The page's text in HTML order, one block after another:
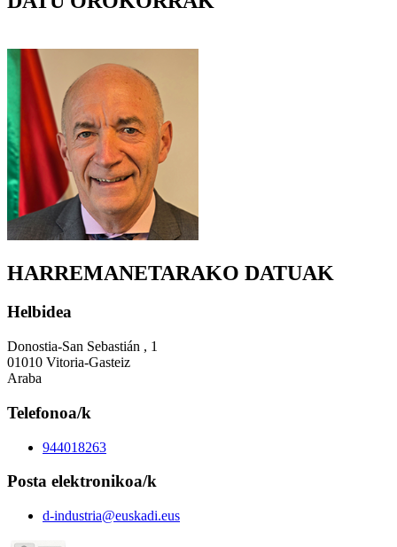
HARREMANETARAKO DATUAK
Helbidea
Donostia-San Sebastián , 1
01010 Vitoria-Gasteiz
Araba
Telefonoa/k
944018263
Posta elektronikoa/k
d-industria@euskadi.eus